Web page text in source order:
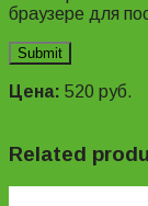
браузере для
Цена: 520 руб.
Related